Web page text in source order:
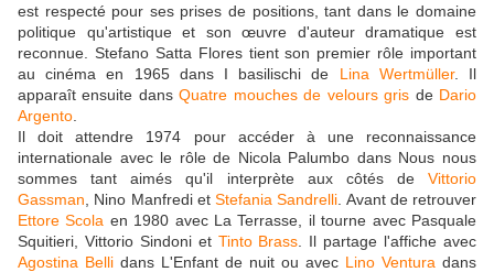
est respecté pour ses prises de positions, tant dans le domaine
politique qu'artistique et son œuvre d'auteur dramatique est
reconnue. Stefano Satta Flores tient son premier rôle important
au cinéma en 1965 dans I basilischi de Lina Wertmüller. Il
apparaît ensuite dansQuatre mouches de velours gris de Dario
Argento
Il doit attendre 1974 pour accéder à une reconnaissance
internationale avec le rôle de Nicola Palumbo dans Nous nous
sommes tant aimés qu'il interprète aux côtés de Vittorio
Gassman , Nino Manfredi et Stefania Sandrelli . Avant de retrouver
Ettore Scola en 1980 avec La Terrasse, il tourne avec Pasquale
Squitieri, Vittorio Sindoni et Tinto Brass . Il partage l'affiche avec
Agostina Belli dans L'Enfant de nuit ou avec Lino Ventura dans